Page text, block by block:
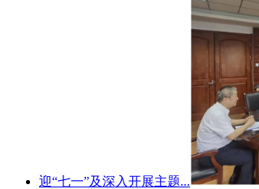
迎“七一”及深入开展主题...